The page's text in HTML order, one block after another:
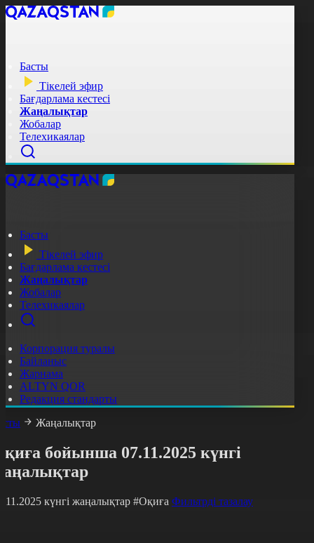
Басты
Тікелей эфир
Бағдарлама кестесі
Жаңалықтар
Жобалар
Телехикаялар
Басты
Тікелей эфир
Бағдарлама кестесі
Жаңалықтар
Жобалар
Телехикаялар
Корпорация туралы
Байланыс
Жарнама
ALTYN QOR
Редакция стандарты
Жаңалықтар
бойынша 07.11.2025 күнгі
күнгі жаңалықтар #Оқиға Фильтрді тазалау